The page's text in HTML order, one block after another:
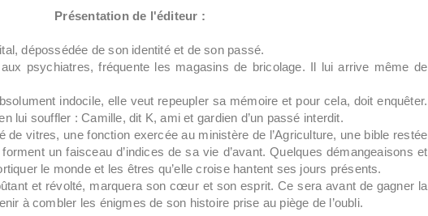
Présentation de l'éditeur :
dépossédée de son identité et de son passé.
psychiatres, fréquente les magasins de bricolage. Il lui arrive même de
indocile, elle veut repeupler sa mémoire et pour cela, doit enquêter.
lui souffler : Camille, dit K, ami et gardien d’un passé interdit.
de vitres, une fonction exercée au ministère de l’Agriculture, une bible restée
un faisceau d’indices de sa vie d’avant. Quelques démangeaisons et
le monde et les êtres qu’elle croise hantent ses jours présents.
et révolté, marquera son cœur et son esprit. Ce sera avant de gagner la
à combler les énigmes de son histoire prise au piège de l’oubli.